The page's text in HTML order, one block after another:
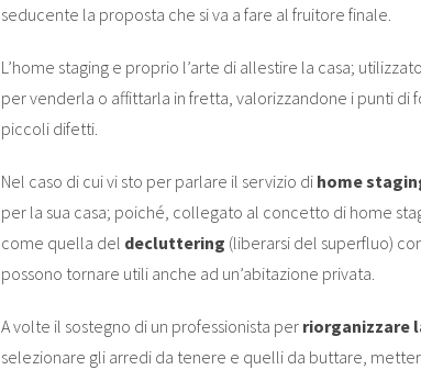
seducente la proposta che si va a fare al fruitore finale.
L’home staging e proprio l’arte di allestire la casa;
per venderla o affittarla in fretta, valorizzandone i punti di
piccoli difetti.
Nel caso di cui vi sto per parlare il servizio di home
per la sua casa; poiché, collegato al concetto di home
come quella del decluttering (liberarsi del superfluo)
possono tornare utili anche ad un’abitazione privata.
A volte il sostegno di un professionista per riorganizzare
selezionare gli arredi da tenere e quelli da buttare,